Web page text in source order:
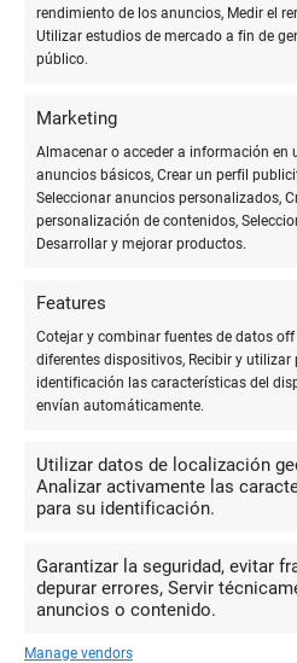
rendimiento de los anuncios, Medir el
Utilizar estudios de mercado a fin de
público.
Marketing
Almacenar o acceder a información en
anuncios básicos, Crear un perfil
Seleccionar anuncios personalizados,
personalización de contenidos,
Desarrollar y mejorar productos.
Features
Cotejar y combinar fuentes de datos
diferentes dispositivos, Recibir y utilizar
identificación las características del
envían automáticamente.
Utilizar datos de localización
Analizar activamente las
para su identificación.
Garantizar la seguridad, evitar
depurar errores, Servir
anuncios o contenido.
Manage vendors
Etiquetas y
Uno de los métodos más
etiquetas adhesivas y los
identificación rápida de carpetas,
"Una buena organización no
que también reduce el estrés y
Materiales
utilizar materiales de papelería
a necesidades específicas.
Material técnico
Para talleres relacionados con
ingeniería o la arquitectura, es